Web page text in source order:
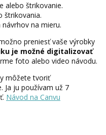
alebo štrikovanie.
štrikovania.
na mieru.
preniesť vaše výrobky
je možné digitalizovať
foto alebo video návodu.
môžete tvoriť
Ja ju používam už 7
Návod na Canvu